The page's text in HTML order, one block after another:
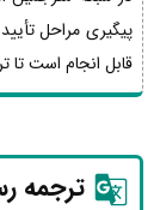
پیگیری مراحل
قابل انجام است تا
ترجمه